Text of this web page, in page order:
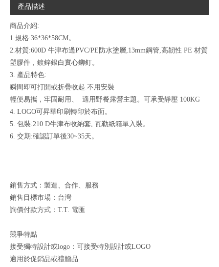
產品描述
商品介紹:
1.規格:36*36*58CM。
2.材質:600D 牛津布過PVC/PE防水塗層,13mm鋼管,高韌性 PE 材質
塑膠件，鍍鋅銀白實心鉚釘。
3. 產品特色:
瞬間即可打開或折疊收起.不用安裝
輕便易攜，牢固耐用、 適用野餐露營主題。可承受靜壓 100KG
4. LOGO可昇華印刷轉印於布面。
5. 包裝:210 D牛津布收納套, 瓦勒紙箱單入裝。
6. 交期:確認訂單後30~35天。
銷售方式：製造、合作、服務
銷售目標市場：台灣
詢價付款方式：T.T. 電匯
競爭特點
接受獨特設計或logo：可接受特別設計或LOGO
適用於促銷品或禮贈品